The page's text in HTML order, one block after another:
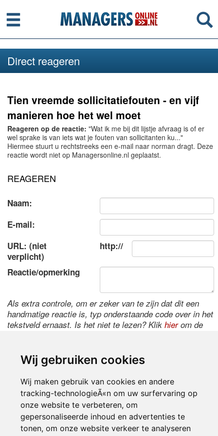
Wij gebruiken cookies
Wij maken gebruik van cookies en andere
tracking-technologieÃ«n om uw surfervaring op
onze website te verbeteren, om
gepersonaliseerde inhoud en advertenties te
tonen, om onze website verkeer te analyseren
Menu
Direct reageren
Tien vreemde sollicitatiefouten - en vijf
manieren hoe het wel moet
Reageren op de reactie: "Wat ik me bij dit lijstje afvraag is of er
wel sprake is van iets wat je fouten van sollicitanten ku..."
Hiermee stuurt u rechtstreeks een e-mail naar norman dragt. Deze
reactie wordt niet op Managersonline.nl geplaatst.
REAGEREN
Naam:
E-mail:
URL: (niet
verplicht)
http://
Reactie/opmerking
Als extra controle, om er zeker van te zijn dat dit een
handmatige reactie is, typ onderstaande code over in het
tekstveld ernaast. Is het niet te lezen? Klik hierom de